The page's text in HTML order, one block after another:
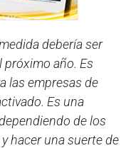
debería ser
próximo año. Es
las empresas de
Es una
de los
hacer una suerte de